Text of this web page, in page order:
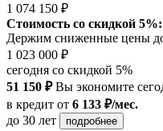
1 074 150 ₽
Стоимость со скидкой 5%:
Держим сниженные цены
1 023 000 ₽
сегодня со скидкой 5%
51 150 ₽Вы экономите
в кредит от 6 133 ₽/мес.
до 30 лет
подробнее